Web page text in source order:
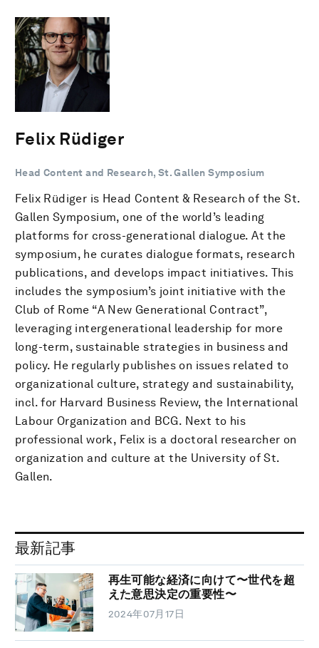
Felix Rüdiger
Head Content and Research, St. Gallen Symposium
Felix Rüdiger is Head Content & Research of the St.
Gallen Symposium, one of the world’s leading
platforms for cross-generational dialogue. At the
symposium, he curates dialogue formats, research
publications, and develops impact initiatives. This
includes the symposium’s joint initiative with the
Club of Rome “A New Generational Contract”,
leveraging intergenerational leadership for more
long-term, sustainable strategies in business and
policy. He regularly publishes on issues related to
organizational culture, strategy and sustainability,
incl. for Harvard Business Review, the International
Labour Organization and BCG. Next to his
professional work, Felix is a doctoral researcher on
organization and culture at the University of St.
Gallen.
最新記事
再生可能な経済に向けて〜世代を超
えた意思決定の重要性〜
2024年07月17日